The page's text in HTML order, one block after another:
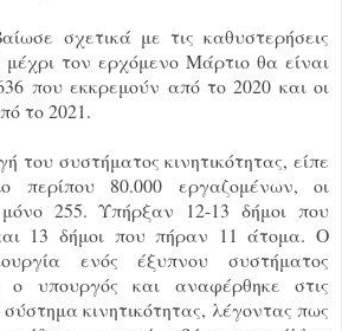
σχετικά με τις καθυστερήσεις
μέχρι τον ερχόμενο Μάρτιο θα είναι
που εκκρεμούν από το 2020 και οι
το 2021.
του συστήματος κινητικότητας, είπε
περίπου 80.000 εργαζομένων, οι
255. Υπήρξαν 12-13 δήμοι που
13 δήμοι που πήραν 11 άτομα. Ο
ενός έξυπνου συστήματος
ο υπουργός και αναφέρθηκε στις
κινητικότητας, λέγοντας πως